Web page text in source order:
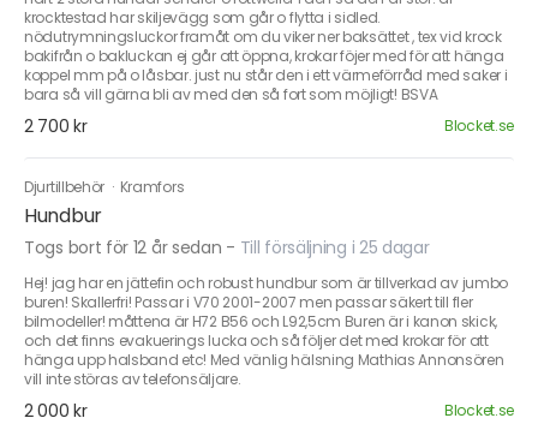
krocktestad har skiljevägg som går o flytta i sidled.
nödutrymningsluckor framåt om du viker ner baksättet , tex vid krock
bakifrån o bakluckan ej går att öppna, krokar föjer med för att hänga
koppel mm på o låsbar. just nu står den i ett värmeförråd med saker i
bara så vill gärna bli av med den så fort som möjligt! BSVA
2 700 kr Blocket.se
Djurtillbehör · Kramfors
Hundbur
Togs bort för 12 år sedan - Till försäljning i 25 dagar
Hej! jag har en jättefin och robust hundbur som är tillverkad av jumbo
buren! Skallerfri! Passar i V70 2001-2007 men passar säkert till fler
bilmodeller! måttena är H72 B56 och L92,5cm Buren är i kanon skick,
och det finns evakuerings lucka och så följer det med krokar för att
hänga upp halsband etc! Med vänlig hälsning Mathias Annonsören
vill inte störas av telefonsäljare.
2 000 kr Blocket.se